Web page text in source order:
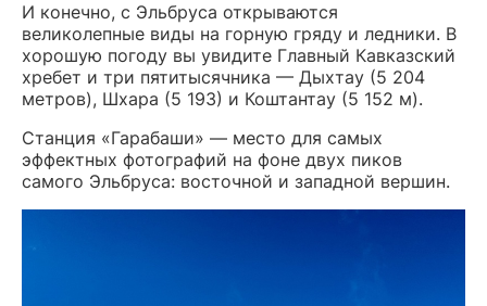
И конечно, с Эльбруса открываются
великолепные виды на горную гряду и ледники. В
хорошую погоду вы увидите Главный Кавказский
хребет и три пятитысячника — Дыхтау (5 204
метров), Шхара (5 193) и Коштантау (5 152 м).
Станция «Гарабаши» — место для самых
эффектных фотографий на фоне двух пиков
самого Эльбруса: восточной и западной вершин.